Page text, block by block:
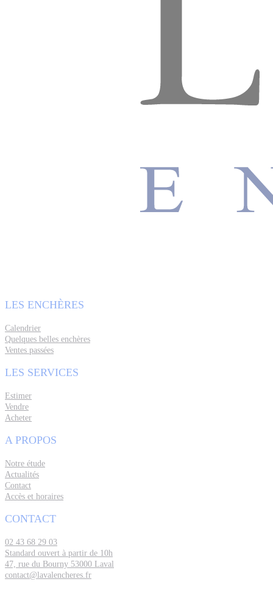
LES ENCHÈRES
Calendrier
Quelques belles enchères
Ventes passées
LES SERVICES
Estimer
Vendre
Acheter
A PROPOS
Notre étude
Actualités
Contact
Accès et horaires
CONTACT
02 43 68 29 03
Standard ouvert à partir de 10h
47, rue du Bourny 53000 Laval
contact@lavalencheres.fr